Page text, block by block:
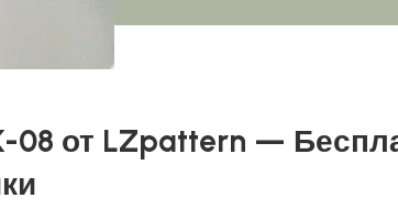
08 от LZpattern —